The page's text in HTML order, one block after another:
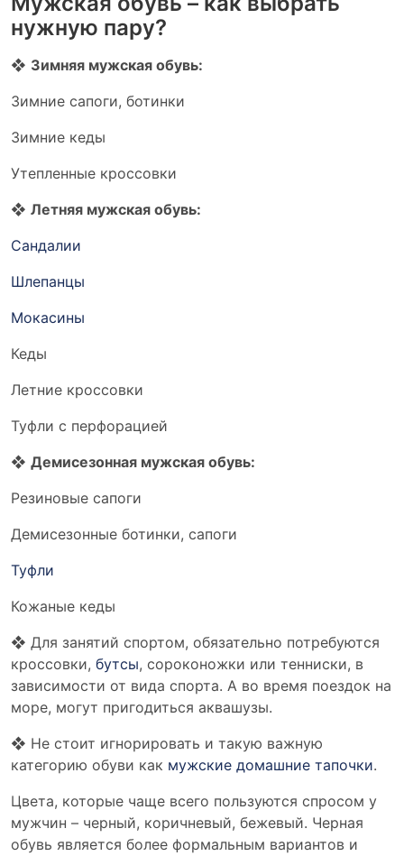
нужную пару?
❖ Зимняя мужская обувь:
Зимние сапоги, ботинки
Зимние кеды
Утепленные кроссовки
❖ Летняя мужская обувь:
Сандалии
Шлепанцы
Мокасины
Кеды
Летние кроссовки
Туфли с перфорацией
❖ Демисезонная мужская обувь:
Резиновые сапоги
Демисезонные ботинки, сапоги
Туфли
Кожаные кеды
❖ Для занятий спортом, обязательно потребуются
кроссовки, бутсы, сороконожки или тенниски, в
зависимости от вида спорта. А во время поездок на
море, могут пригодиться аквашузы.
❖ Не стоит игнорировать и такую важную
категорию обуви как мужские домашние тапочки.
Цвета, которые чаще всего пользуются спросом у
мужчин – черный, коричневый, бежевый. Черная
обувь является более формальным вариантов и